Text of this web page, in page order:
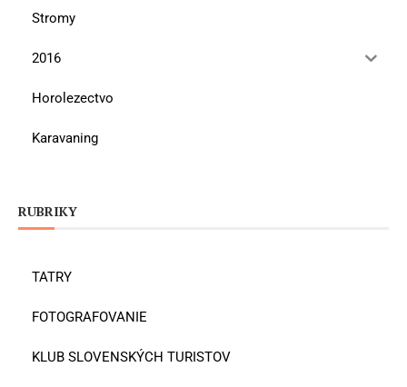
Stromy
2016
Horolezectvo
Karavaning
RUBRIKY
TATRY
FOTOGRAFOVANIE
KLUB SLOVENSKÝCH TURISTOV